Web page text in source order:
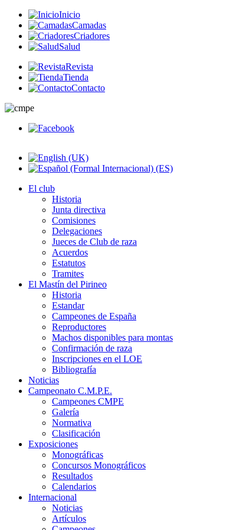
Inicio
Camadas
Criadores
Salud
Revista
Tienda
Contacto
El club
Historia
Junta directiva
Comisiones
Delegaciones
Jueces de Club de raza
Acuerdos
Estatutos
Tramites
El Mastín del Pirineo
Historia
Estandar
Campeones de España
Reproductores
Machos disponibles para montas
Confirmación de raza
Inscripciones en el LOE
Bibliografía
Noticias
Campeonato C.M.P.E.
Campeones CMPE
Galería
Normativa
Clasificación
Exposiciones
Monográficas
Concursos Monográficos
Resultados
Calendarios
Internacional
Noticias
Artículos